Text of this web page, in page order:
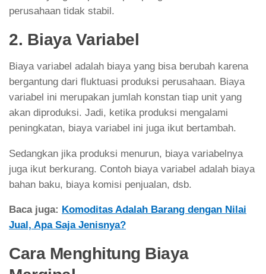
perusahaan tidak stabil.
2. Biaya Variabel
Biaya variabel adalah biaya yang bisa berubah karena
bergantung dari fluktuasi produksi perusahaan. Biaya
variabel ini merupakan jumlah konstan tiap unit yang
akan diproduksi. Jadi, ketika produksi mengalami
peningkatan, biaya variabel ini juga ikut bertambah.
Sedangkan jika produksi menurun, biaya variabelnya
juga ikut berkurang. Contoh biaya variabel adalah biaya
bahan baku, biaya komisi penjualan, dsb.
Baca juga: Komoditas Adalah Barang dengan Nilai
Jual, Apa Saja Jenisnya?
Cara Menghitung Biaya